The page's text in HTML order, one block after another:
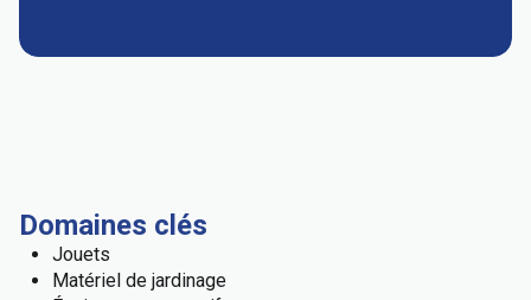
Domaines clés
Jouets
Matériel de jardinage